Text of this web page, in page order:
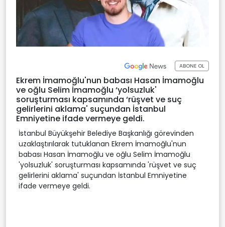
ABONE OL
Ekrem İmamoğlu'nun babası Hasan İmamoğlu
ve oğlu Selim İmamoğlu ‘yolsuzluk'
soruşturması kapsamında ‘rüşvet ve suç
gelirlerini aklama' suçundan İstanbul
Emniyetine ifade vermeye geldi.
İstanbul Büyükşehir Belediye Başkanlığı görevinden
uzaklaştırılarak tutuklanan Ekrem İmamoğlu'nun
babası Hasan İmamoğlu ve oğlu Selim İmamoğlu
'yolsuzluk' soruşturması kapsamında 'rüşvet ve suç
gelirlerini aklama' suçundan İstanbul Emniyetine
ifade vermeye geldi.